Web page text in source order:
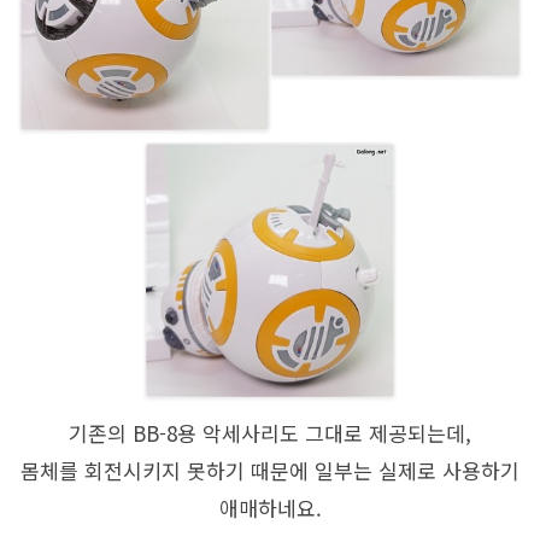
기존의 BB-8용 악세사리도 그대로 제공되는데,
몸체를 회전시키지 못하기 때문에 일부는 실제로 사용하기
애매하네요.